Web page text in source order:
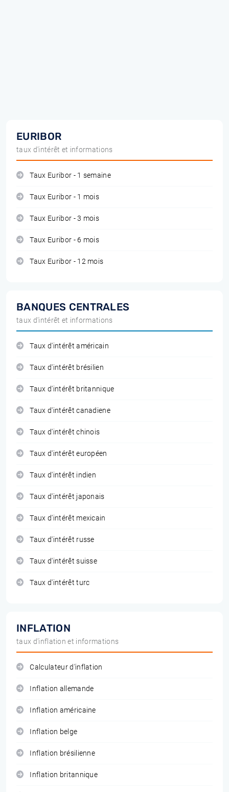
EURIBOR
taux d'intérêt et informations
Taux Euribor - 1 semaine
Taux Euribor - 1 mois
Taux Euribor - 3 mois
Taux Euribor - 6 mois
Taux Euribor - 12 mois
BANQUES CENTRALES
taux d'intérêt et informations
Taux d'intérêt américain
Taux d'intérêt brésilien
Taux d'intérêt britannique
Taux d'intérêt canadiene
Taux d'intérêt chinois
Taux d'intérêt européen
Taux d'intérêt indien
Taux d'intérêt japonais
Taux d'intérêt mexicain
Taux d'intérêt russe
Taux d'intérêt suisse
Taux d'intérêt turc
INFLATION
taux d'inflation et informations
Calculateur d'inflation
Inflation allemande
Inflation américaine
Inflation belge
Inflation brésilienne
Inflation britannique